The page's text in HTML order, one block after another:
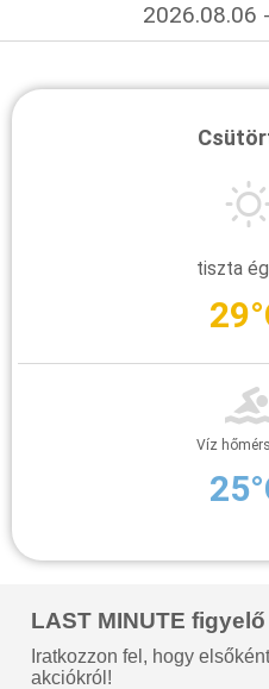
2026.08.06
tiszta
Víz
LAST MINUTE figyelő
Iratkozzon fel, hogy
akciókról!